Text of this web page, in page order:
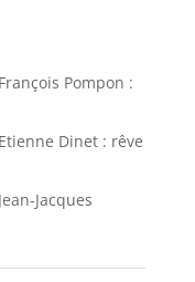
Pompon :
Dinet : rêve
Jacques